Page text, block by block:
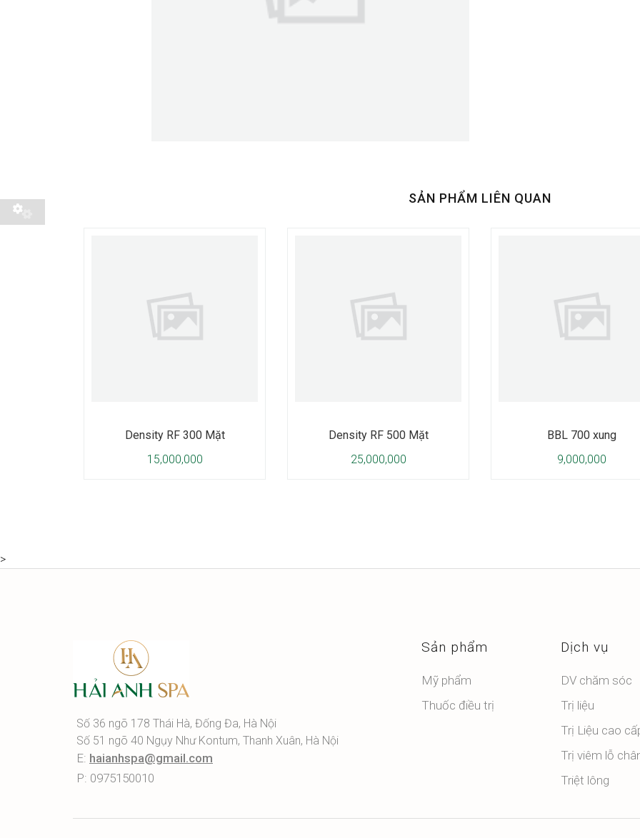
SẢN PHẨM LIÊN QUAN
Density RF 300 Mặt
15,000,000
Density RF 500 Mặt
25,000,000
BBL 700 xung
9,000,000
>
Số 36 ngõ 178 Thái Hà, Đống Đa, Hà Nội
Số 51 ngõ 40 Ngụy Như Kontum, Thanh Xuân, Hà Nội
E: haianhspa@gmail.com
P: 0975150010
Sản phẩm
Mỹ phẩm
Thuốc điều trị
Dịch vụ
DV chăm sóc
Trị liệu
Trị Liệu cao
Trị viêm lỗ
Triệt lông